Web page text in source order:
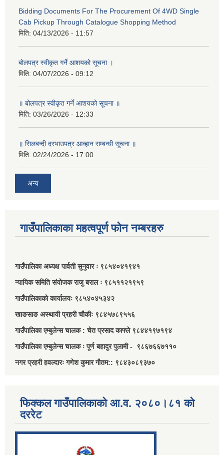
Bidding Documents For The Procurement Of 4WD Single
Cab Pickup Through Catalogue Shopping Method
मिति: 04/13/2026 - 11:57
बोलपत्र स्वीकृत गर्ने आशयको सूचना ।
मिति: 04/07/2026 - 09:12
॥ बोलपत्र स्वीकृत गर्ने आशयको सूचना ॥
मिति: 03/26/2026 - 12:33
॥ सिलबन्दी दरभाउपत्र आव्हान सम्बन्धी सूचना ॥
मिति: 02/24/2026 - 17:00
अन्य
गाउँपालिकाका महत्वपूर्ण फोन नम्बरहरु
गाउँपालिका अध्यक्ष पार्वती सुनुवार ः ९८५४०४१९४१
न्यायिक समिति संयोजक राजु बराल ः ९८५११२१९५९
गाउँपालिकाको कार्यालयः ९८५४०४५३४२
खाङसाङ अस्थायी प्रहरी चौकीः ९८४५७८९५५६
गाउँपालिका एम्बुलेन्स चालक : चेत प्रसाद काफ्ले ९८४४१९७१९४
गाउँपालिका एम्बुलेन्स चालक ः पूर्ण बहादुर पुलामी - ९८६७६६७११०
नगर प्रहरी हवल्दारः गणेश कुमार गौतम:: ९८४३०८९३७०
फिक्कल गाउँपालिकाको आ.व. २०८०।८१ को
दररेट